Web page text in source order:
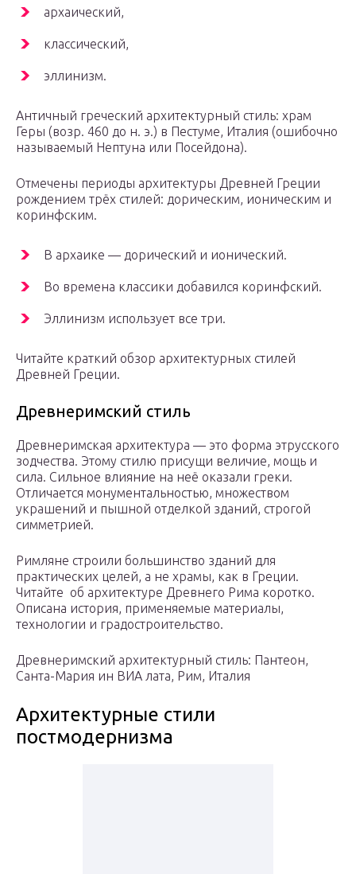
архаический,
классический,
эллинизм.
Античный греческий архитектурный стиль: храм
Геры (возр. 460 до н. э.) в Пестуме, Италия (ошибочно
называемый Нептуна или Посейдона).
Отмечены периоды архитектуры Древней Греции
рождением трёх стилей: дорическим, ионическим и
коринфским.
В архаике — дорический и ионический.
Во времена классики добавился коринфский.
Эллинизм использует все три.
Читайте краткий обзор архитектурных стилей
Древней Греции.
Древнеримский стиль
Древнеримская архитектура — это форма этрусского
зодчества. Этому стилю присущи величие, мощь и
сила. Сильное влияние на неё оказали греки.
Отличается монументальностью, множеством
украшений и пышной отделкой зданий, строгой
симметрией.
Римляне строили большинство зданий для
практических целей, а не храмы, как в Греции.
Читайте об архитектуре Древнего Рима коротко.
Описана история, применяемые материалы,
технологии и градостроительство.
Древнеримский архитектурный стиль: Пантеон,
Санта-Мария ин ВИА лата, Рим, Италия
Архитектурные стили
постмодернизма